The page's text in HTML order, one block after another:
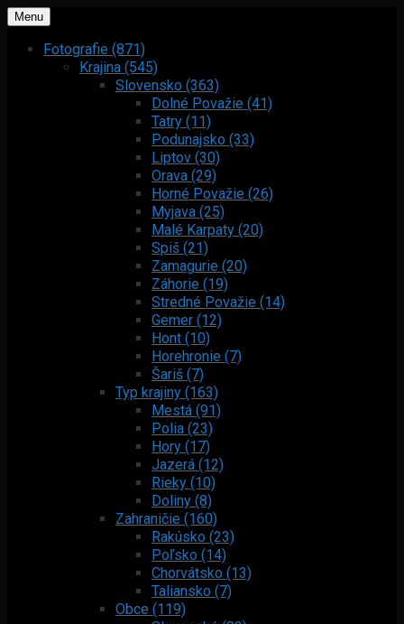
Menu
Fotografie (871)
Krajina (545)
Slovensko (363)
Dolné Považie (41)
Tatry (11)
Podunajsko (33)
Liptov (30)
Orava (29)
Horné Považie (26)
Myjava (25)
Malé Karpaty (20)
Spiš (21)
Zamagurie (20)
Záhorie (19)
Stredné Považie (14)
Gemer (12)
Hont (10)
Horehronie (7)
Šariš (7)
Typ krajiny (163)
Mestá (91)
Polia (23)
Hory (17)
Jazerá (12)
Rieky (10)
Doliny (8)
Zahraničie (160)
Rakúsko (23)
Poľsko (14)
Chorvátsko (13)
Taliansko (7)
Obce (119)